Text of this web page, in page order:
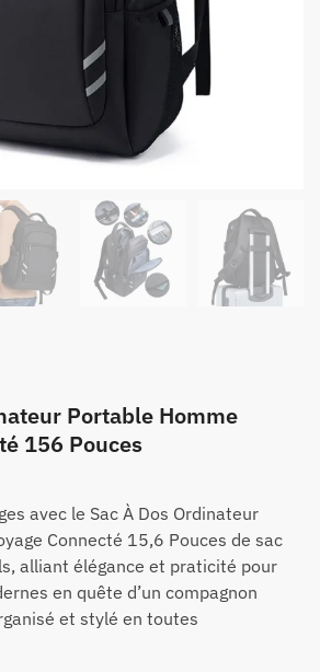
Portable Homme
156 Pouces
avec le Sac À Dos Ordinateur
Connecté 15,6 Pouces de sac
alliant élégance et praticité pour
en quête d’un compagnon
et stylé en toutes